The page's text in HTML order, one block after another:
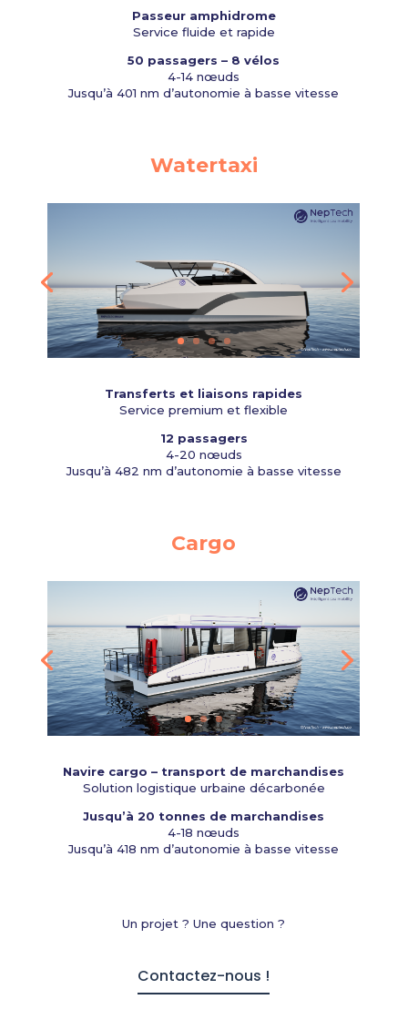
Passeur amphidrome
Service fluide et rapide
50 passagers – 8 vélos
4-14 nœuds
Jusqu’à 401 nm d’autonomie à basse vitesse
Watertaxi
Transferts et liaisons rapides
Service premium et flexible
12 passagers
4-20 nœuds
Jusqu’à 482 nm d’autonomie à basse vitesse
Cargo
Navire cargo – transport de marchandises
Solution logistique urbaine décarbonée
Jusqu’à 20 tonnes de marchandises
4-18 nœuds
Jusqu’à 418 nm d’autonomie à basse vitesse
Un projet ? Une question ?
Contactez-nous !